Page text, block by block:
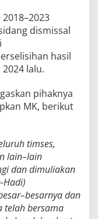
dismissal
hasil
lalu.
pihaknya
MK, berikut
timses,
lain–lain
dan dimuliakan
Hadi)
dan
telah bersama